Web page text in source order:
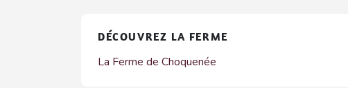
DÉCOUVREZ LA FERME
La Ferme de Choquenée